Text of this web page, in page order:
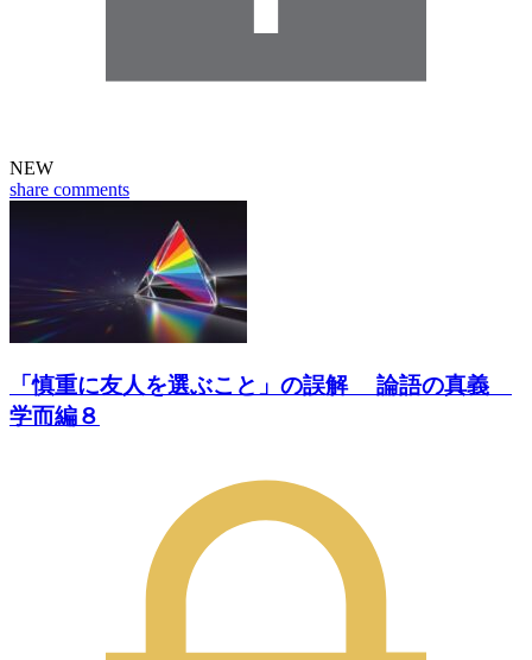
NEW
share comments
「慎重に友人を選ぶこと」の誤解 論語の真義
学而編８